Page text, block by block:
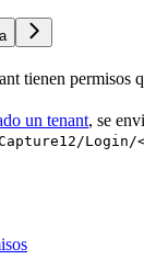
tienen permisos
un tenant, se
Login/